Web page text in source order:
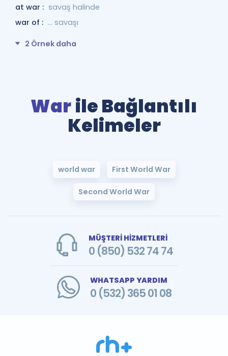
at war : savaş halinde
war of : ... savaşı
2 Örnek daha
Warile Bağlantılı
Kelimeler
world war First World War
Second World War
MÜŞTERİ HİZMETLERİ
0 (850) 532 74 74
WHATSAPP YARDIM
0 (532) 365 01 08